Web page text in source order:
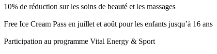
10% de réduction sur les soins de beauté et les massages
Free Ice Cream Pass en juillet et août pour les enfants jusqu’à 16 ans
Participation au programme Vital Energy & Sport